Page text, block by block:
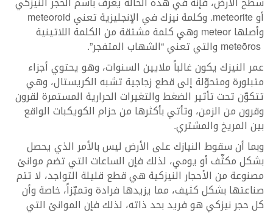
أو meteorite. وكلمة نيزك في الإنجليزية تعني meteoroid
وأصلها meteor وهي كلمة مشتقة من الكلمة اللاتينية
عمر النيزك يكون غالباً ملايين السنوات، وهو يحتوي أجزاء
متبلورة ومتحوّلة إلى قطع زجاجية تشبه الكريستال، وهي
تتكوّن تحت تأثير الضغط والتغيرات الحرارية المستمرة لقرون
وقرون من الزمن، وتأتي بأكثرها من حزام الكويكبات الواقع
بين المريخ والمشتري.
وبما أن سقوط النيازك على الأرض ليس بالأمر الذي يحصل
بشكل مكثّف أو يومي، لذلك فإن الساعات التي تضم موانئ
مصنوعة من الأحجار النيزكية هي قطع قليلة التواجد، لا تتم
صناعتها بشكل كثيف، مما يزيدها فرادة وتميّزاً، خاصة وأن
كل حجر نيزكي هو فريد بحد ذاته، لذلك فإن الموانئ التي